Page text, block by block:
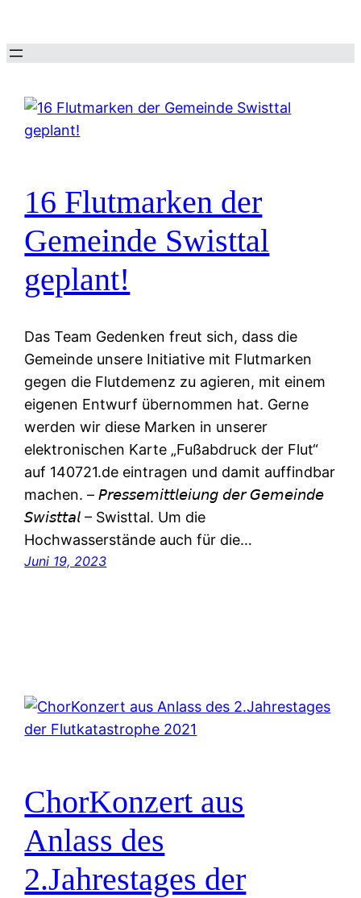
springen
16 Flutmarken der
Gemeinde Swisttal
geplant!
Das Team Gedenken freut sich, dass die
Gemeinde unsere Initiative mit Flutmarken
gegen die Flutdemenz zu agieren, mit einem
eigenen Entwurf übernommen hat. Gerne
werden wir diese Marken in unserer
elektronischen Karte „Fußabdruck der Flut“
auf 140721.de eintragen und damit auffindbar
machen. – 𝘗𝘳𝘦𝘴𝘴𝘦𝘮𝘪𝘵𝘵𝘭𝘦𝘪𝘶𝘯𝘨 𝘥𝘦𝘳 𝘎𝘦𝘮𝘦𝘪𝘯𝘥𝘦
𝘚𝘸𝘪𝘴𝘵𝘵𝘢𝘭 – Swisttal. Um die
Hochwasserstände auch für die…
Juni 19, 2023
ChorKonzert aus
Anlass des
2.Jahrestages der